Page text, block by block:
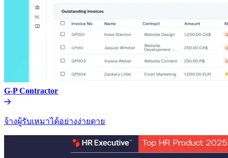
G-P Contractor​​
จ้างผู้รับเหมาได้อย่างง่ายดาย​​